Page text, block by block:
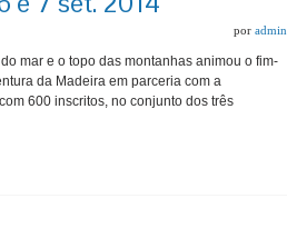
por admin
mar e o topo das montanhas animou o fim-
da Madeira em parceria com a
600 inscritos, no conjunto dos três